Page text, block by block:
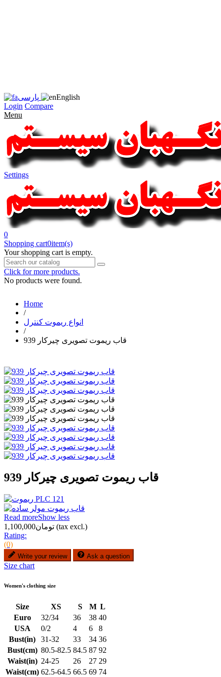
پارسی
English
Login Compare
Menu
Settings
0
Shopping cart0item(s)
Your shopping cart is empty.
Click for more products.
No products were found.
Home
/
انواع ریموت کنترل
/
قاب ریموت تصویری چیرکار 939
قاب ریموت تصویری چیرکار 939
Read moreShow less
تومان1,100,000 (tax excl.)
Rating:
(0)
Write your review Ask a question
Size chart
Women's clothing size
Size XS S M L
Euro
32/34 36 38 40
USA
0/2 4 6
8
Bust(in)
31-32 33 34 36
Bust(cm) 80.5-82.5 84.5 87 92
Waist(in) 24-25 26 27 29
Waist(cm) 62.5-64.5 66.5 69 74